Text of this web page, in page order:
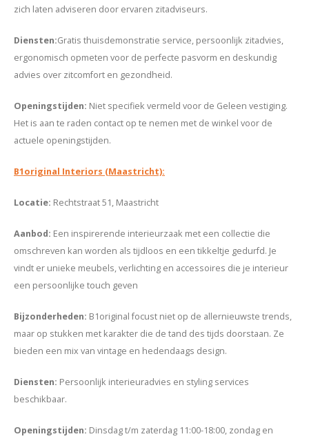
zich laten adviseren door ervaren zitadviseurs.
Diensten:Gratis thuisdemonstratie service, persoonlijk zitadvies,
ergonomisch opmeten voor de perfecte pasvorm en deskundig
advies over zitcomfort en gezondheid.
Openingstijden: Niet specifiek vermeld voor de Geleen vestiging.
Het is aan te raden contact op te nemen met de winkel voor de
actuele openingstijden.
B1original Interiors (Maastricht):
Locatie: Rechtstraat 51, Maastricht
Aanbod: Een inspirerende interieurzaak met een collectie die
omschreven kan worden als tijdloos en een tikkeltje gedurfd. Je
vindt er unieke meubels, verlichting en accessoires die je interieur
een persoonlijke touch geven
Bijzonderheden: B1original focust niet op de allernieuwste trends,
maar op stukken met karakter die de tand des tijds doorstaan. Ze
bieden een mix van vintage en hedendaags design.
Diensten: Persoonlijk interieuradvies en styling services
beschikbaar.
Openingstijden: Dinsdag t/m zaterdag 11:00-18:00, zondag en